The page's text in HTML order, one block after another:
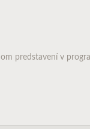
predstavení v